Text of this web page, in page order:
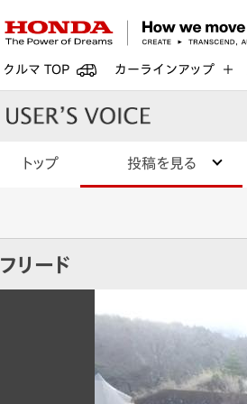
クルマ TOP カーラインアップ
トップ 投稿を見る
フリード